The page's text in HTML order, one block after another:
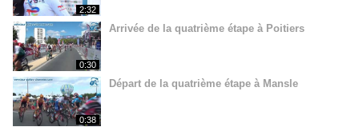
2:32
0:30
Arrivée de la quatrième étape à Poitiers
0:38
Départ de la quatrième étape à Mansle